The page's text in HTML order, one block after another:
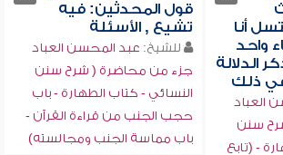
أنا
واحد
الدلالة
ذلك
العباد
سنن
- (تابع
قول المحدثين: فيه
تشيع , الأسئلة
للشيخ: عبد المحسن العباد
جزء من محاضرة ( شرح سنن
النسائي - كتاب الطهارة - باب
حجب الجنب من قراءة القرآن -
باب مماسة الجنب ومجالسته)